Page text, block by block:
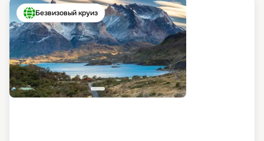
Безвизовый круиз